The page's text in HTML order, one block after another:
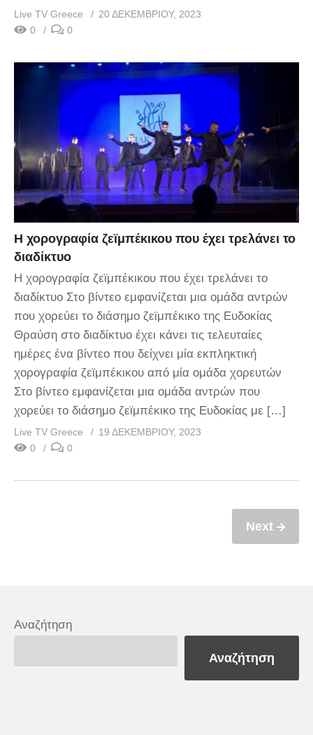
Live TV Greece
20 ΔΕΚΕΜΒΡΊΟΥ, 2023
0
0
Η χορογραφία ζεϊμπέκικου που έχει τρελάνει το
διαδίκτυο
Η χορογραφία ζεϊμπέκικου που έχει τρελάνει το
διαδίκτυο Στο βίντεο εμφανίζεται μια ομάδα αντρών
που χορεύει το διάσημο ζεϊμπέκικο της Ευδοκίας
Θραύση στο διαδίκτυο έχει κάνει τις τελευταίες
ημέρες ένα βίντεο που δείχνει μία εκπληκτική
χορογραφία ζεϊμπέκικου από μία ομάδα χορευτών
Στο βίντεο εμφανίζεται μια ομάδα αντρών που
χορεύει το διάσημο ζεϊμπέκικο της Ευδοκίας με […]
Live TV Greece
19 ΔΕΚΕΜΒΡΊΟΥ, 2023
0
0
Next
Αναζήτηση
Αναζήτηση